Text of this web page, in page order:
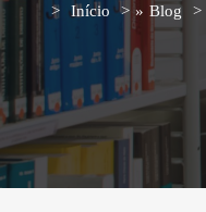
Início » Blog